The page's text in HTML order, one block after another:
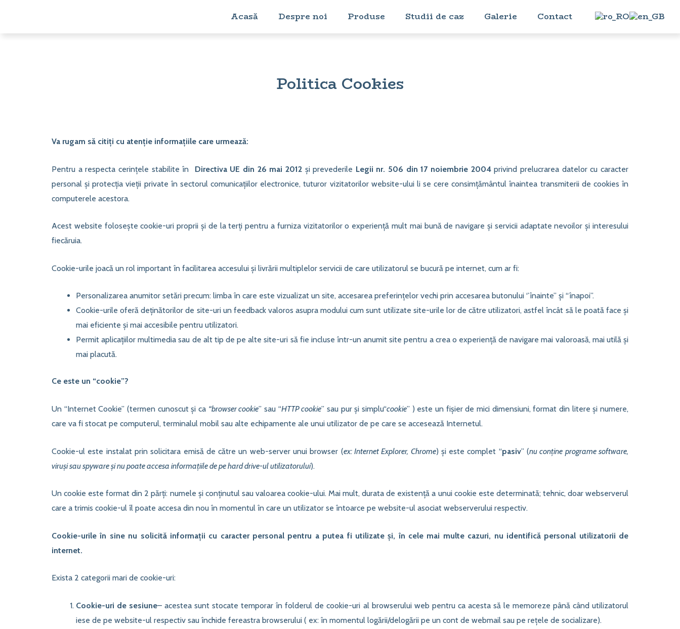
Acasă Despre noi Produse Studii de caz Galerie Contact
Politica Cookies
Va rugam să citiți cu atenție informațiile care urmează:
Pentru a respecta cerințele stabilite în Directiva UE din 26 mai 2012și prevederile Legii nr. 506 din 17 noiembrie 2004privind prelucrarea datelor cu caracter
personal şi protecţia vieţii private în sectorul comunicaţiilor electronice, tuturor vizitatorilor website-ului li se cere consimțământul înaintea transmiterii de cookies în
computerele acestora.
Acest website folosește cookie-uri proprii și de la terți pentru a furniza vizitatorilor o experiență mult mai bună de navigare și servicii adaptate nevoilor și interesului
fiecăruia.
Cookie-urile joacă un rol important în facilitarea accesului și livrării multiplelor servicii de care utilizatorul se bucură pe internet, cum ar fi:
Personalizarea anumitor setări precum: limba în care este vizualizat un site, accesarea preferințelor vechi prin accesarea butonului ‘’înainte’’ și “înapoi’’.
Cookie-urile oferă deținătorilor de site-uri un feedback valoros asupra modului cum sunt utilizate site-urile lor de către utilizatori, astfel încât să le poată face și
mai eficiente și mai accesibile pentru utilizatori.
Permit aplicațiilor multimedia sau de alt tip de pe alte site-uri să fie incluse într-un anumit site pentru a crea o experiență de navigare mai valoroasă, mai utilă și
mai placută.
Ce este un “cookie”?
Un “Internet Cookie” (termen cunoscut și ca “browser cookie” sau “HTTP cookie” sau pur și simplu“cookie” ) este un fișier de mici dimensiuni, format din litere și numere,
care va fi stocat pe computerul, terminalul mobil sau alte echipamente ale unui utilizator de pe care se accesează Internetul.
Cookie-ul este instalat prin solicitara emisă de către un web-server unui browser (ex: Internet Explorer, Chrome) și este complet “pasiv” (nu conține programe software,
viruși sau spyware și nu poate accesa informațiile de pe hard drive-ul utilizatorului).
Un cookie este format din 2 părți: numele și conținutul sau valoarea cookie-ului. Mai mult, durata de existență a unui cookie este determinată; tehnic, doar webserverul
care a trimis cookie-ul îl poate accesa din nou în momentul în care un utilizator se întoarce pe website-ul asociat webserverului respectiv.
Cookie-urile în sine nu solicită informații cu caracter personal pentru a putea fi utilizate și, în cele mai multe cazuri, nu identifică personal utilizatorii de
internet.
Exista 2 categorii mari de cookie-uri:
Cookie-uri de sesiune– acestea sunt stocate temporar în folderul de cookie-uri al browserului web pentru ca acesta să le memoreze până când utilizatorul
iese de pe website-ul respectiv sau închide fereastra browserului ( ex: în momentul logării/delogării pe un cont de webmail sau pe rețele de socializare).